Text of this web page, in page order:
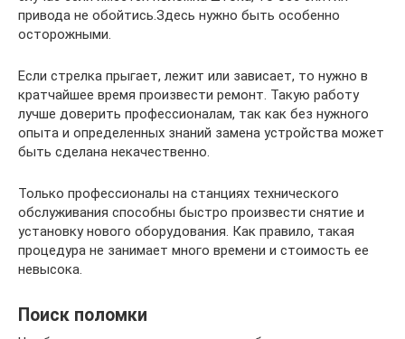
привода не обойтись.Здесь нужно быть особенно
осторожными.
Если стрелка прыгает, лежит или зависает, то нужно в
кратчайшее время произвести ремонт. Такую работу
лучше доверить профессионалам, так как без нужного
опыта и определенных знаний замена устройства может
быть сделана некачественно.
Только профессионалы на станциях технического
обслуживания способны быстро произвести снятие и
установку нового оборудования. Как правило, такая
процедура не занимает много времени и стоимость ее
невысока.
Поиск поломки